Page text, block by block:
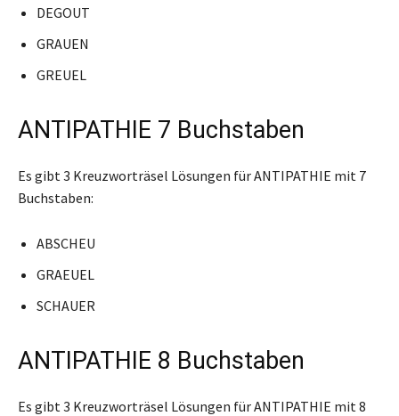
DEGOUT
GRAUEN
GREUEL
ANTIPATHIE 7 Buchstaben
Es gibt 3 Kreuzworträsel Lösungen für ANTIPATHIE mit 7
Buchstaben:
ABSCHEU
GRAEUEL
SCHAUER
ANTIPATHIE 8 Buchstaben
Es gibt 3 Kreuzworträsel Lösungen für ANTIPATHIE mit 8